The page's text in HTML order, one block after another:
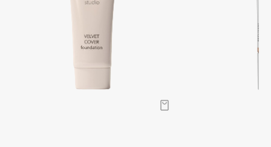
Boadicea The Victorious